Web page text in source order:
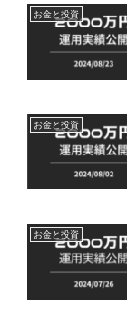
お金と投資
お金と投資
お金と投資